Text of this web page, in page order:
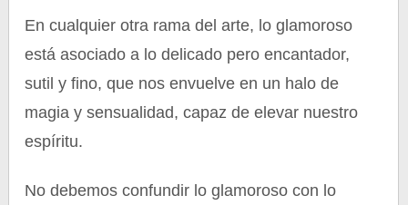
En cualquier otra rama del arte, lo glamoroso
está asociado a lo delicado pero encantador,
sutil y fino, que nos envuelve en un halo de
magia y sensualidad, capaz de elevar nuestro
espíritu.
No debemos confundir lo glamoroso con lo